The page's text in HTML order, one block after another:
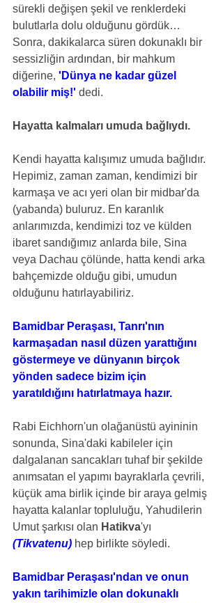
sürekli değişen şekil ve renklerdeki
bulutlarla dolu olduğunu gördük…
Sonra, dakikalarca süren dokunaklı bir
sessizliğin ardından, bir mahkum
diğerine, 'Dünya ne kadar güzel
olabilir miş!' dedi.
Hayatta kalmaları umuda bağlıydı.
Kendi hayatta kalışımız umuda bağlıdır.
Hepimiz, zaman zaman, kendimizi bir
karmaşa ve acı yeri olan bir midbar'da
(yabanda) buluruz. En karanlık
anlarımızda, kendimizi toz ve külden
ibaret sandığımız anlarda bile, Sina
veya Dachau çölünde, hatta kendi arka
bahçemizde olduğu gibi, umudun
olduğunu hatırlayabiliriz.
Bamidbar Peraşası, Tanrı'nın
karmaşadan nasıl düzen yarattığını
göstermeye ve dünyanın birçok
yönden sadece bizim için
yaratıldığını hatırlatmaya hazır.
Rabi Eichhorn'un olağanüstü ayininin
sonunda, Sina'daki kabileler için
dalgalanan sancakları tuhaf bir şekilde
anımsatan el yapımı bayraklarla çevrili,
küçük ama birlik içinde bir araya gelmiş
hayatta kalanlar topluluğu, Yahudilerin
Umut şarkısı olan Hatikva'yı
(Tikvatenu) hep birlikte söyledi.
Bamidbar Peraşası'ndan ve onun
yakın tarihimizle olan dokunaklı